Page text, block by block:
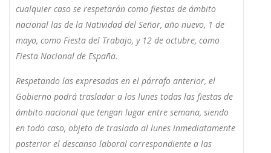
cualquier caso se respetarán como fiestas de ámbito
nacional las de la Natividad del Señor, año nuevo, 1 de
mayo, como Fiesta del Trabajo, y 12 de octubre, como
Fiesta Nacional de España.
Respetando las expresadas en el párrafo anterior, el
Gobierno podrá trasladar a los lunes todas las fiestas de
ámbito nacional que tengan lugar entre semana, siendo
en todo caso, objeto de traslado al lunes inmediatamente
posterior el descanso laboral correspondiente a las